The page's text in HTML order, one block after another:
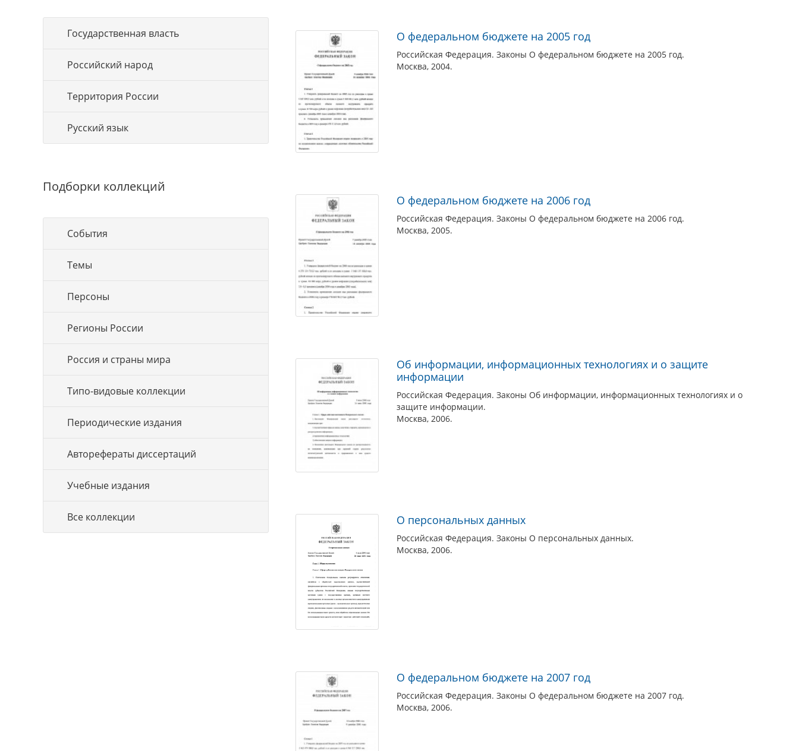
Государственная власть
Российский народ
Территория России
Русский язык
Подборки коллекций
События
Темы
Персоны
Регионы России
Россия и страны мира
Типо-видовые коллекции
Периодические издания
Авторефераты диссертаций
Учебные издания
Все коллекции
О федеральном бюджете на 2005 год
Российская Федерация. Законы О федеральном бюджете на 2005 год.
Москва, 2004.
О федеральном бюджете на 2006 год
Российская Федерация. Законы О федеральном бюджете на 2006 год.
Москва, 2005.
Об информации, информационных технологиях и о защите
информации
Российская Федерация. Законы Об информации, информационных технологиях и о
защите информации.
Москва, 2006.
О персональных данных
Российская Федерация. Законы О персональных данных.
Москва, 2006.
О федеральном бюджете на 2007 год
Российская Федерация. Законы О федеральном бюджете на 2007 год.
Москва, 2006.